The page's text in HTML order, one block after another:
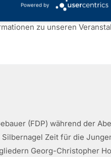
alle Neuigkeiten zu den
zu unseren
(FDP) während der
Zeit für die
Georg-Christopher
Powered by